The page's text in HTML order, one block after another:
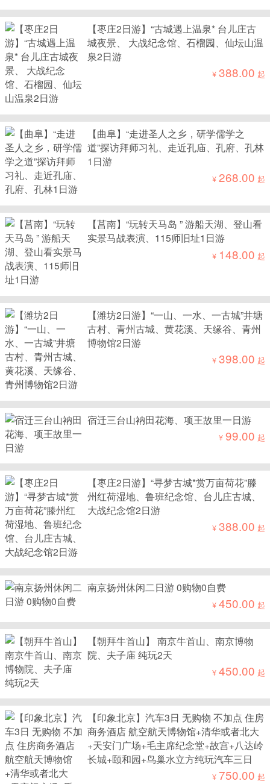
【枣庄2日游】“古城遇上温泉* 台儿庄古
城夜景、 大战纪念馆、石榴园、仙坛山温
泉2日游
¥388.00 起
【曲阜】“走进圣人之乡，研学儒学之
道”探访拜师习礼、走近孔庙、孔府、孔林
1日游
¥268.00 起
【莒南】“玩转天马岛 ” 游船天湖、登山看
实景马战表演、115师旧址1日游
¥ 148.00 起
【潍坊2日游】“一山、一水、一古城”井塘
古村、青州古城、黄花溪、天缘谷、青州
博物馆2日游
¥398.00 起
宿迁三台山衲田花海、项王故里一日游
¥99.00 起
【枣庄2日游】“寻梦古城*赏万亩荷花”滕
州红荷湿地、鲁班纪念馆、台儿庄古城、
大战纪念馆2日游
¥388.00 起
南京扬州休闲二日游 0购物0自费
¥450.00 起
【朝拜牛首山】 南京牛首山、南京博物
院、夫子庙 纯玩2天
¥450.00 起
【印象北京】汽车3日 无购物 不加点 住房
商务酒店 航空航天博物馆+清华或者北大
+天安门广场+毛主席纪念堂+故宫+八达岭
长城+颐和园+鸟巢水立方纯玩汽车三日
¥ 750.00 起